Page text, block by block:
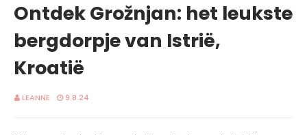
Ontdek Grožnjan: het leukste
bergdorpje van Istrië,
Kroatië
LEANNE 9.8.24